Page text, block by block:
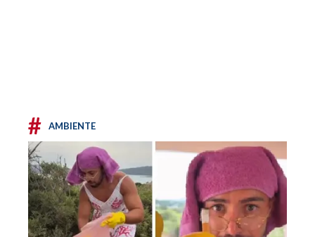
# AMBIENTE